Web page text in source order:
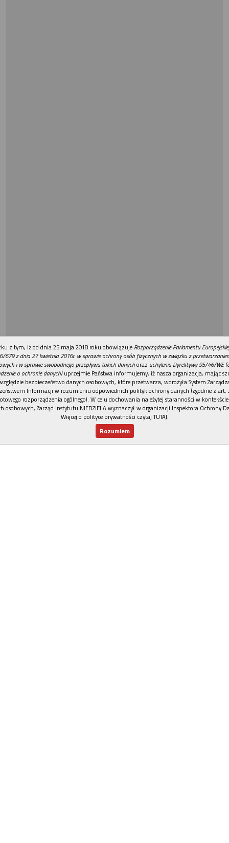
REKLAMA
z tym, iż od dnia 25 maja 2018 roku obowiązuje Rozporządzenie Parlamentu
679 z dnia 27 kwietnia 2016r. w sprawie ochrony osób fizycznych w związku z
i w sprawie swobodnego przepływu takich danychoraz uchylenia Dyrektywy 95/46/WE
o ochronie danych)uprzejmie Państwa informujemy, iż nasza organizacja, mając
bezpieczeństwo danych osobowych, które przetwarza, wdrożyła System
Informacji w rozumieniu odpowiednich polityk ochrony danych (zgodnie z art.
rozporządzenia ogólnego). W celu dochowania należytej staranności w
osobowych, Zarząd Instytutu NIEDZIELA wyznaczył w organizacji Inspektora Ochrony
Więcej o polityce prywatności czytaj TUTAJ.
Rozumiem